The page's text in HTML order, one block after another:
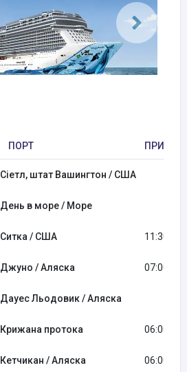
ПОРТ
Сіетл, штат Вашингтон / США
День в море / Море
Ситка / США 11:30
Джуно / Аляска 07:00
Дауес Льодовик / Аляска
Крижана протока 06:00
Кетчикан / Аляска 06:00